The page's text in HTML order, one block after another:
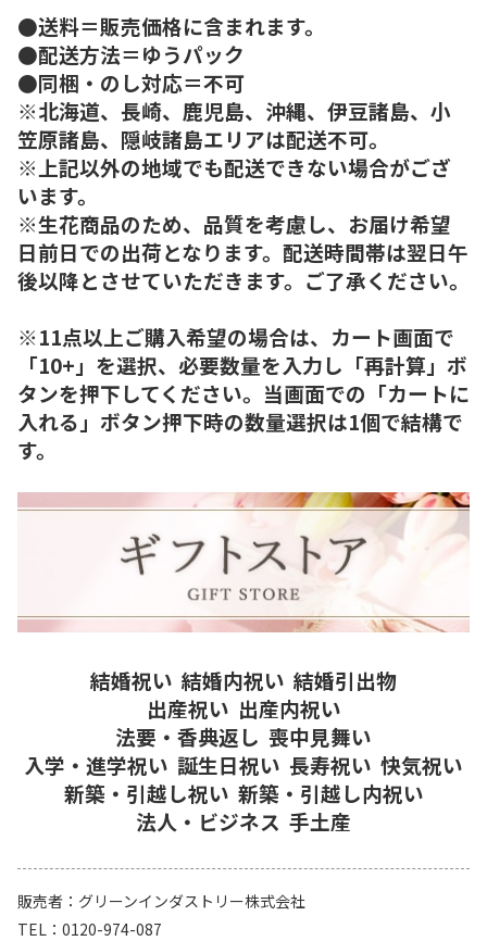
●送料＝販売価格に含まれます。
●配送方法＝ゆうパック
●同梱・のし対応＝不可
※北海道、長崎、鹿児島、沖縄、伊豆諸島、小
笠原諸島、隠岐諸島エリアは配送不可。
※上記以外の地域でも配送できない場合がござ
います。
※生花商品のため、品質を考慮し、お届け希望
日前日での出荷となります。配送時間帯は翌日午
後以降とさせていただきます。ご了承ください。
※11点以上ご購入希望の場合は、カート画面で
「10+」を選択、必要数量を入力し「再計算」ボ
タンを押下してください。当画面での「カートに
入れる」ボタン押下時の数量選択は1個で結構で
す。
結婚祝い 結婚内祝い 結婚引出物
出産祝い 出産内祝い
法要・香典返し 喪中見舞い
入学・進学祝い 誕生日祝い 長寿祝い 快気祝い
新築・引越し祝い 新築・引越し内祝い
法人・ビジネス 手土産
販売者
グリーンインダストリー株式会社
TEL
0120-974-087